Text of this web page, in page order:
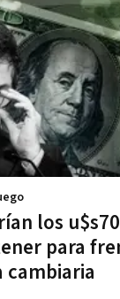
los
para
cambiaria